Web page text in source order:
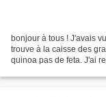
bonjour à tous ! J'avais
trouve à la caisse des
quinoa pas de feta. J'ai